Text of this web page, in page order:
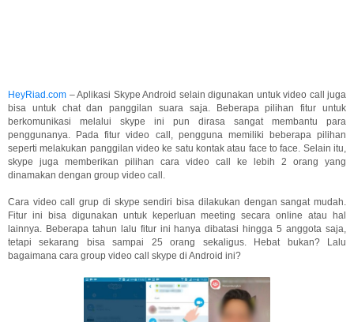
HeyRiad.com – Aplikasi Skype Android selain digunakan untuk video call juga
bisa untuk chat dan panggilan suara saja. Beberapa pilihan fitur untuk
berkomunikasi melalui skype ini pun dirasa sangat membantu para
penggunanya. Pada fitur video call, pengguna memiliki beberapa pilihan
seperti melakukan panggilan video ke satu kontak atau face to face. Selain itu,
skype juga memberikan pilihan cara video call ke lebih 2 orang yang
dinamakan dengan group video call.
Cara video call grup di skype sendiri bisa dilakukan dengan sangat mudah.
Fitur ini bisa digunakan untuk keperluan meeting secara online atau hal
lainnya. Beberapa tahun lalu fitur ini hanya dibatasi hingga 5 anggota saja,
tetapi sekarang bisa sampai 25 orang sekaligus. Hebat bukan? Lalu
bagaimana cara group video call skype di Android ini?